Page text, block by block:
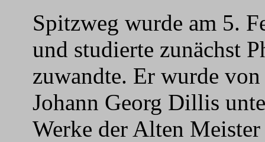
Spitzweg wurde am 5.
und studierte zunächst
zuwandte. Er wurde
Johann Georg Dillis
Werke der Alten